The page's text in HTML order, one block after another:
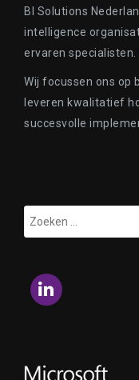
BI Solutions
intelligence
ervaren specialisten.
Wij focussen ons op
leveren kwalitatief
succesvolle
Zoeken
naar:
LinkedIn